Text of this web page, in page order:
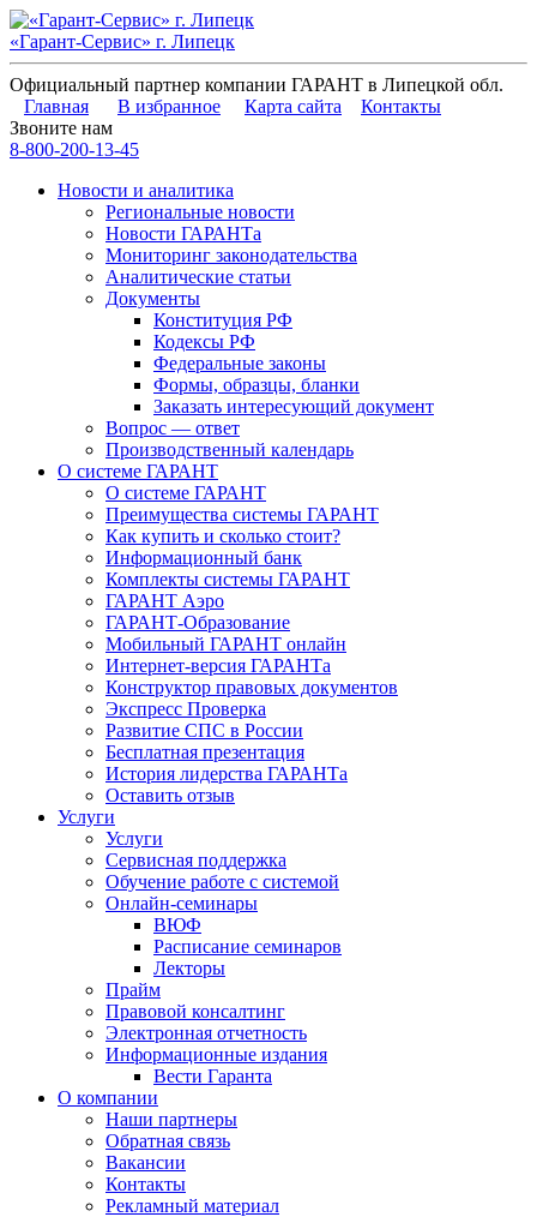
«Гарант-Сервис» г. Липецк
Официальный партнер компании ГАРАНТ в Липецкой обл.
Главная
В избранное Карта сайта
Контакты
Звоните нам
8-800-200-13-45
Новости и аналитика
Региональные новости
Новости ГАРАНТа
Мониторинг законодательства
Аналитические статьи
Документы
Конституция РФ
Кодексы РФ
Федеральные законы
Формы, образцы, бланки
Заказать интересующий документ
Вопрос — ответ
Производственный календарь
О системе ГАРАНТ
О системе ГАРАНТ
Преимущества системы ГАРАНТ
Как купить и сколько стоит?
Информационный банк
Комплекты системы ГАРАНТ
ГАРАНТ Аэро
ГАРАНТ-Образование
Мобильный ГАРАНТ онлайн
Интернет-версия ГАРАНТа
Конструктор правовых документов
Экспресс Проверка
Развитие СПС в России
Бесплатная презентация
История лидерства ГАРАНТа
Оставить отзыв
Услуги
Услуги
Сервисная поддержка
Обучение работе с системой
Онлайн-семинары
ВЮФ
Расписание семинаров
Лекторы
Прайм
Правовой консалтинг
Электронная отчетность
Информационные издания
Вести Гаранта
О компании
Наши партнеры
Обратная связь
Вакансии
Контакты
Рекламный материал